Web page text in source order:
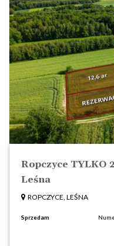
Ropczyce TYLKO
Leśna
ROPCZYCE, LEŚNA
Sprzedam